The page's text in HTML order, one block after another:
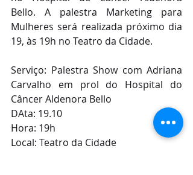
Bello. A palestra Marketing para
Mulheres será realizada próximo dia
19, às 19h no Teatro da Cidade.
Serviço: Palestra Show com Adriana
Carvalho em prol do Hospital do
Câncer Aldenora Bello
DAta: 19.10
Hora: 19h
Local: Teatro da Cidade